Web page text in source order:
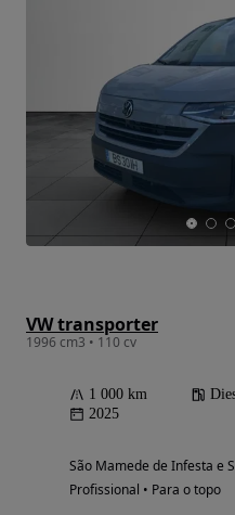
VW transporter
1996 cm3 • 110 cv
1 000 km
2025
São Mamede de Infesta e
Profissional • Para o topo